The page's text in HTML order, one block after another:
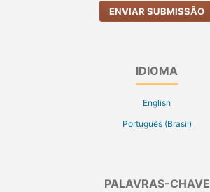
ENVIAR SUBMISSÃO
IDIOMA
English
Português (Brasil)
PALAVRAS-CHAVE